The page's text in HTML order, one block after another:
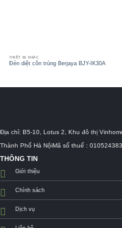
THIẾT BỊ KHÁC
Đèn diệt côn trùng Berjaya BJY-IK30A
Địa chỉ: B5-10, Lotus 2, Khu đô thị
Thành Phố Hà NộiMã số thuế :
THÔNG TIN
Giới thiệu
Chính sách
Dịch vụ